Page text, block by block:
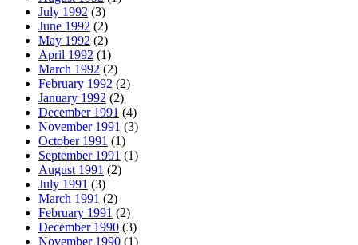
July 1992 (3)
June 1992 (2)
May 1992 (2)
April 1992 (1)
March 1992 (2)
February 1992 (2)
January 1992 (2)
December 1991 (4)
November 1991 (3)
October 1991 (1)
September 1991 (1)
August 1991 (2)
July 1991 (3)
March 1991 (2)
February 1991 (2)
December 1990 (3)
November 1990 (1)